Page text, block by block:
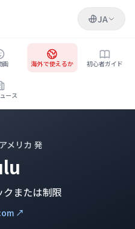
JA
画 海外で使えるか 初心者ガイド
ース
メリカ 発
または制限
↗